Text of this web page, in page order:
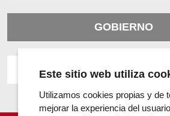
GOBIERNO
GESTIÓN
Este sitio web utiliza
Utilizamos cookies propias y de
mejorar la experiencia del